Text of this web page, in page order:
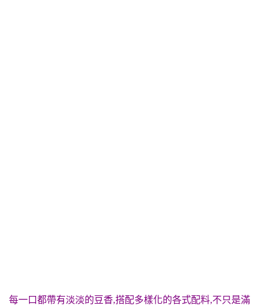
每一口都帶有淡淡的豆香,搭配多樣化的各式配料,不只是滿